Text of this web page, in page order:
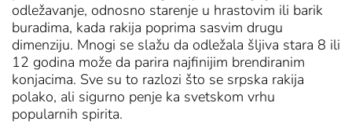
odležavanje, odnosno starenje u hrastovim ili barik
buradima, kada rakija poprima sasvim drugu
dimenziju. Mnogi se slažu da odležala šljiva stara 8 ili
12 godina može da parira najfinijim brendiranim
konjacima. Sve su to razlozi što se srpska rakija
polako, ali sigurno penje ka svetskom vrhu
popularnih spirita.